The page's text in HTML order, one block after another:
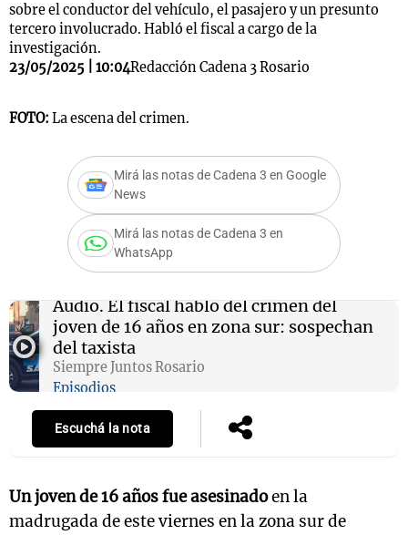
sobre el conductor del vehículo, el pasajero y un presunto
tercero involucrado. Habló el fiscal a cargo de la
investigación.
23/05/2025 | 10:04Redacción Cadena 3 Rosario
FOTO: La escena del crimen.
Mirá las notas de Cadena 3 en Google
News
Mirá las notas de Cadena 3 en
WhatsApp
Audio. El fiscal habló del crimen del
joven de 16 años en zona sur: sospechan
del taxista
Siempre Juntos Rosario
Episodios
Escuchá la nota
Un joven de 16 años fue asesinadoen la
madrugada de este viernes en la zona sur de
Notas
Mundial 2026
Notas
La Sole en
Cadena 3